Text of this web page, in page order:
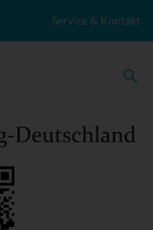
Service & Kontakt